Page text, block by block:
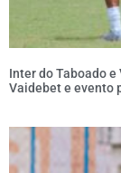
Inter do Taboado
Vaidebet e evento